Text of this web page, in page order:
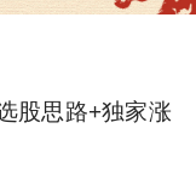
股思路+独家涨